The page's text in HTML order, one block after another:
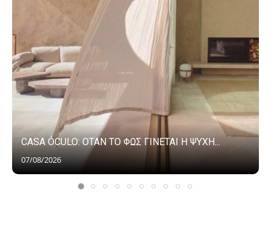
CASA ÓCULO: ΟΤΑΝ ΤΟ ΦΩΣ ΓΙΝΕΤΑΙ Η ΨΥΧΗ...
07/08/2026